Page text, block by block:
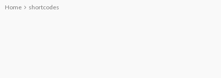
Home shortcodes